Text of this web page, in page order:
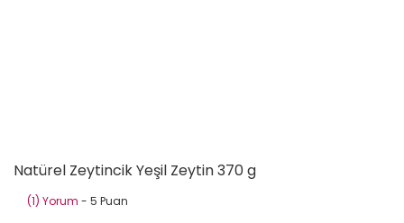
Natürel Zeytincik Yeşil Zeytin 370 g
(1) Yorum - 5 Puan